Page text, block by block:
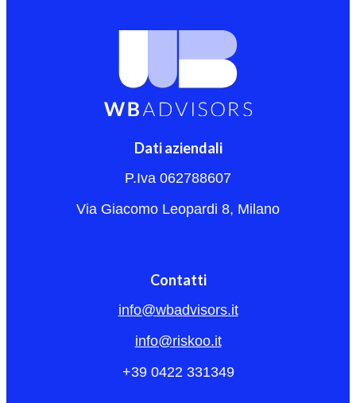
Dati aziendali
P.Iva 062788607
Via Giacomo Leopardi 8, Milano
Contatti
info@wbadvisors.it
info@riskoo.it
+39 0422 331349